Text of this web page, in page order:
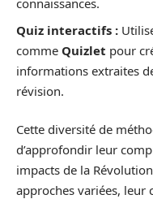
connaissances.
Quiz interactifs :
comme Quizlet pour
informations extraites
révision.
Cette diversité de
d’approfondir leur
impacts de la
approches variées, leur